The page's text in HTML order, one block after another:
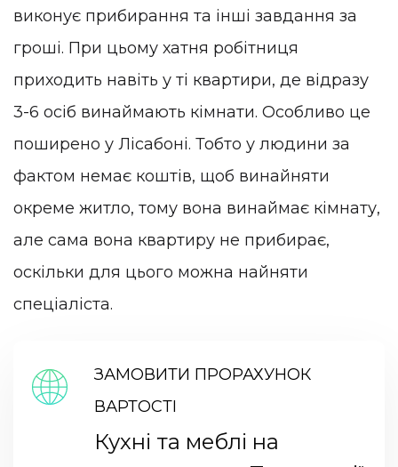
виконує прибирання та інші завдання за
гроші. При цьому хатня робітниця
приходить навіть у ті квартири, де відразу
3-6 осіб винаймають кімнати. Особливо це
поширено у Лісабоні. Тобто у людини за
фактом немає коштів, щоб винайняти
окреме житло, тому вона винаймає кімнату,
але сама вона квартиру не прибирає,
оскільки для цього можна найняти
спеціаліста.
ЗАМОВИТИ ПРОРАХУНОК
ВАРТОСТІ
Кухні та меблі на